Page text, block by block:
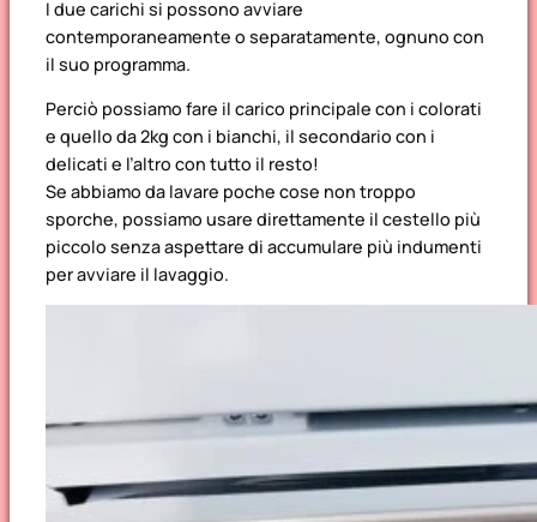
I due carichi si possono avviare
contemporaneamente o separatamente, ognuno con
il suo programma.
Perciò possiamo fare il carico principale con i colorati
e quello da 2kg con i bianchi, il secondario con i
delicati e l’altro con tutto il resto!
Se abbiamo da lavare poche cose non troppo
sporche, possiamo usare direttamente il cestello più
piccolo senza aspettare di accumulare più indumenti
per avviare il lavaggio.